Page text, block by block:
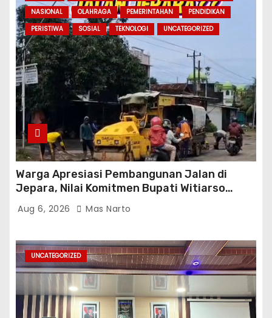
NASIONAL
OLAHRAGA PEMERINTAHAN
PENDIDIKAN
PERISTIWA
SOSIAL TEKNOLOGI UNCATEGORIZED
Warga Apresiasi Pembangunan Jalan di
Jepara, Nilai Komitmen Bupati Witiarso
Tingkatkan Infrastruktur dan Perekonomian
Aug 6, 2026 Mas Narto
UNCATEGORIZED